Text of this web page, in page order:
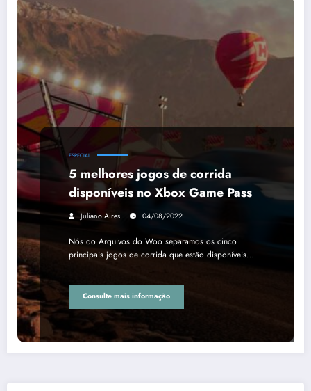
ESPECIAL
5 melhores jogos de corrida
disponíveis no Xbox Game Pass
Juliano Aires 04/08/2022
Nós do Arquivos do Woo separamos os cinco
principais jogos de corrida que estão disponíveis…
Consulte mais informação